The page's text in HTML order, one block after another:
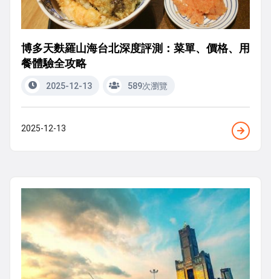
博多天麩羅山海台北深度評測：菜單、價格、用
餐體驗全攻略
2025-12-13 589次瀏覽
2025-12-13